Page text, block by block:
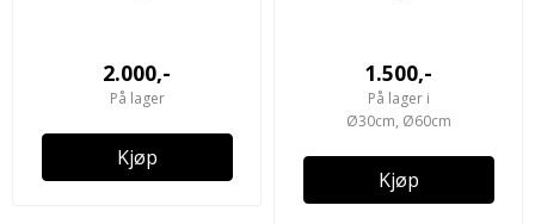
2.000,-
På lager
Kjøp
1.500,-
På lager i
Ø30cm, Ø60cm
Kjøp